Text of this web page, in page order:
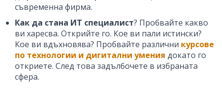
съвременна фирма.
Как да стана ИТ специалист? Пробвайте какво
ви харесва. Открийте го. Кое ви пали истински?
Кое ви вдъхновява? Пробвайте различни курсове
по технологии и дигитални умения докато го
откриете. След това задълбочете в избраната
сфера.